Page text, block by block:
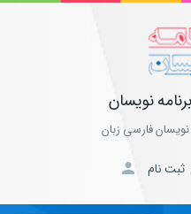
نویسان
فارسی زبان
ثبت نام